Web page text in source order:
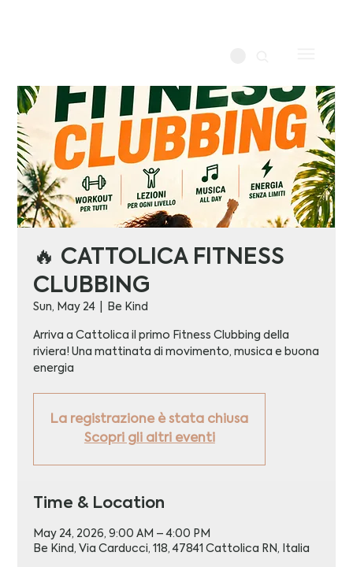
🔥 CATTOLICA FITNESS
CLUBBING
Sun, May 24 Be Kind
Arriva a Cattolica il primo Fitness Clubbing della
riviera! Una mattinata di movimento, musica e buona
energia
La registrazione è stata chiusa
Scopri gli altri eventi
Time & Location
May 24, 2026, 9:00 AM – 4:00 PM
Be Kind, Via Carducci, 118, 47841 Cattolica RN, Italia